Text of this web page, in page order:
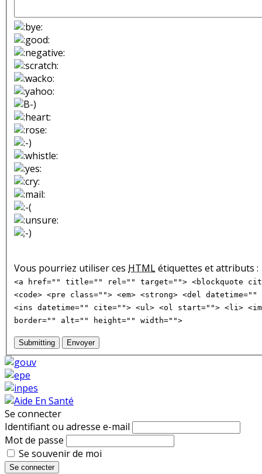
Vous pourriez utiliser ces HTMLétiquettes et attributs :
<a href="" title="" rel="" target=""> <blockquote
<code> <pre class=""> <em> <strong> <del
<ins datetime="" cite=""> <ul> <ol start=""> <li>
border="" alt="" height="" width="">
Submitting Envoyer
Se connecter
Identifiant ou adresse e-mail
Mot de passe
Se souvenir de moi
Se connecter